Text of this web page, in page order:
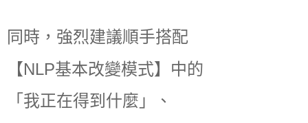
同時，強烈建議順手搭配
【NLP基本改變模式】中的
「我正在得到什麼」、